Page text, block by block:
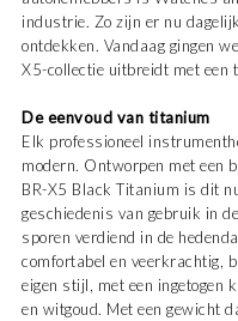
industrie. Zo zijn er nu
ontdekken. Vandaag gingen
X5-collectie uitbreidt met een
De eenvoud van titanium
Elk professioneel
modern. Ontworpen met een
BR-X5 Black Titanium is dit
geschiedenis van gebruik in
sporen verdiend in de
comfortabel en veerkrachtig,
eigen stijl, met een
en witgoud. Met een gewicht